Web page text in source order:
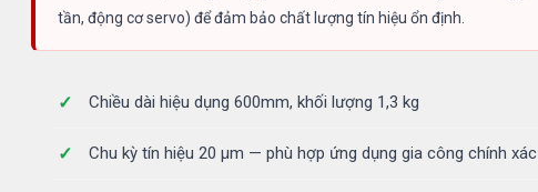
tần, động cơ servo) để đảm bảo chất lượng tín hiệu ổn định.
Chiều dài hiệu dụng 600mm, khối lượng 1,3 kg
Chu kỳ tín hiệu 20 µm — phù hợp ứng dụng gia công chính xác